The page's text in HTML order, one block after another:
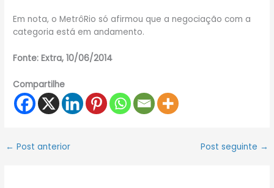
Em nota, o MetrôRio só afirmou que a negociação com a
categoria está em andamento.
Fonte: Extra, 10/06/2014
Compartilhe
← Post anterior Post seguinte →